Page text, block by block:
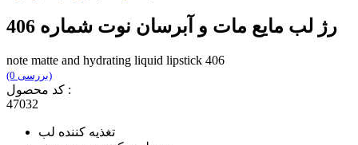
رژ لب مايع مات و آبرسان نوت شماره 406
note matte and hydrating liquid lipstick 406
(0 بررسی)
کد محصول :
47032
تغذیه کننده لب